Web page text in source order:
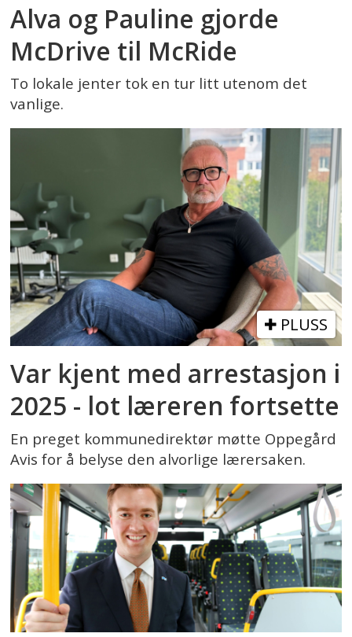
Alva og Pauline gjorde
McDrive til McRide
To lokale jenter tok en tur litt utenom det
vanlige.
PLUSS
Var kjent med arrestasjon i
2025 - lot læreren fortsette
En preget kommunedirektør møtte Oppegård
Avis for å belyse den alvorlige lærersaken.